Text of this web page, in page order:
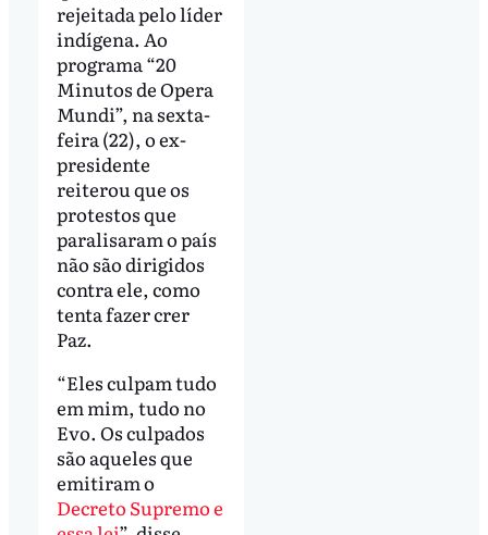
rejeitada pelo líder
indígena. Ao
programa “20
Minutos de Opera
Mundi”, na sexta-
feira (22), o ex-
presidente
reiterou que os
protestos que
paralisaram o país
não são dirigidos
contra ele, como
tenta fazer crer
Paz.
“Eles culpam tudo
em mim, tudo no
Evo. Os culpados
são aqueles que
emitiram o
Decreto Supremo e